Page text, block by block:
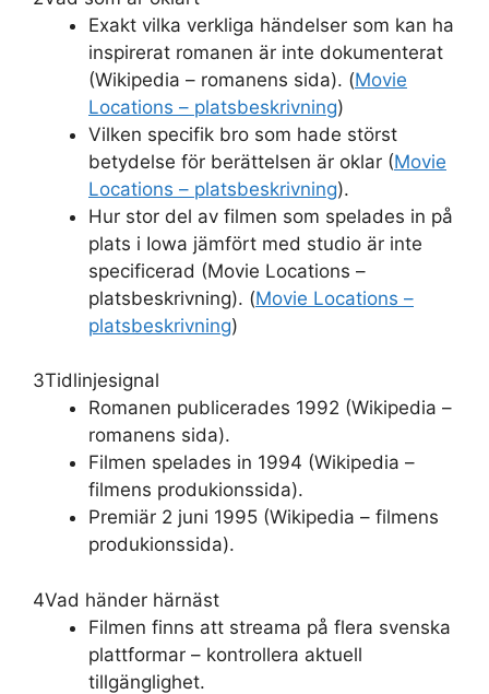
Exakt vilka verkliga händelser som kan ha
inspirerat romanen är inte dokumenterat
(Wikipedia – romanens sida). (Movie
Locations – platsbeskrivning)
Vilken specifik bro som hade störst
betydelse för berättelsen är oklar (Movie
Locations – platsbeskrivning).
Hur stor del av filmen som spelades in på
plats i Iowa jämfört med studio är inte
specificerad (Movie Locations –
platsbeskrivning). (Movie Locations –
platsbeskrivning)
3Tidlinjesignal
Romanen publicerades 1992 (Wikipedia –
romanens sida).
Filmen spelades in 1994 (Wikipedia –
filmens produkionssida).
Premiär 2 juni 1995 (Wikipedia – filmens
produkionssida).
4Vad händer härnäst
Filmen finns att streama på flera svenska
plattformar – kontrollera aktuell
tillgänglighet.